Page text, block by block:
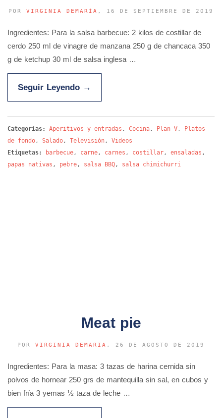
POR VIRGINIA DEMARÍA , 16 DE SEPTIEMBRE DE 2019
Ingredientes: Para la salsa barbecue: 2 kilos de costillar de
cerdo 250 ml de vinagre de manzana 250 g de chancaca 350
g de ketchup 30 ml de salsa inglesa …
Seguir Leyendo →
Categorías: Aperitivos y entradas , Cocina, Plan V,
Platos
de fondo, Salado, Televisión, Videos
Etiquetas:
barbecue, carne, carnes , costillar, ensaladas ,
papas nativas , pebre, salsa BBQ, salsa chimichurri
Meat pie
POR VIRGINIA DEMARÍA , 26 DE AGOSTO DE 2019
Ingredientes: Para la masa: 3 tazas de harina cernida sin
polvos de hornear 250 grs de mantequilla sin sal, en cubos y
bien fría 3 yemas ½ taza de leche …